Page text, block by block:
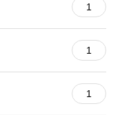
1
1
1